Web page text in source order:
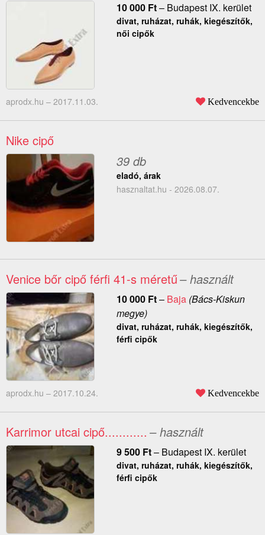
10 000 Ft– Budapest IX. kerület
divat, ruházat, ruhák, kiegészítők,
női cipők
aprodx.hu – 2017.11.03. Kedvencekbe
Nike cipő
39 db
eladó, árak
hasznaltat.hu - 2026.08.07.
Venice bőr cipő férfi 41-s méretű– használt
10 000 Ft– Baja(Bács-Kiskun
megye)
divat, ruházat, ruhák, kiegészítők,
férfi cipők
aprodx.hu – 2017.10.24. Kedvencekbe
Karrimor utcai cipő............ – használt
9 500 Ft– Budapest IX. kerület
divat, ruházat, ruhák, kiegészítők,
férfi cipők